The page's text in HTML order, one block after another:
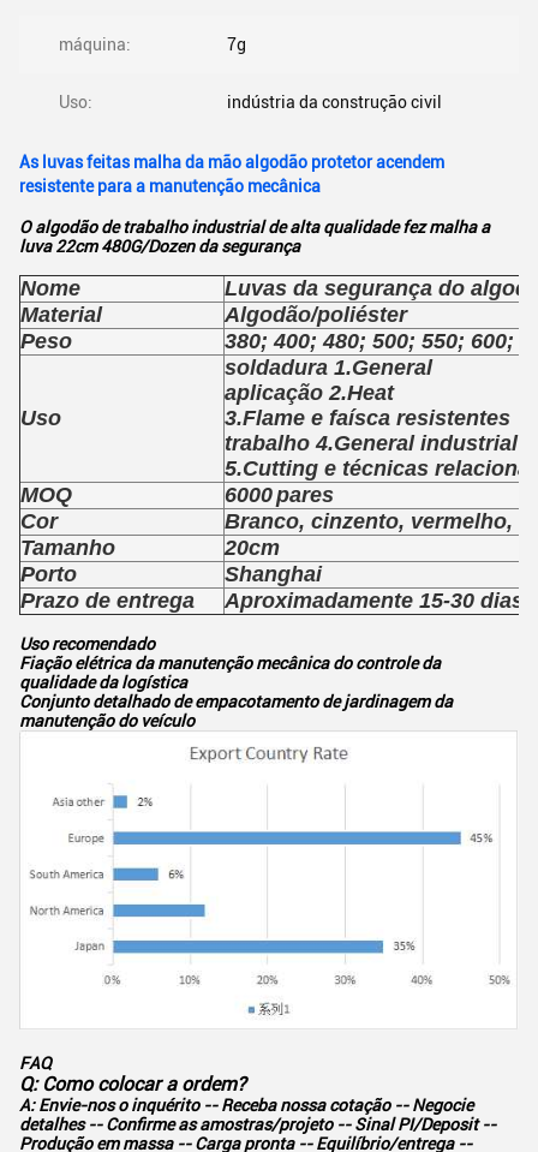
máquina: 7g
Uso: indústria da construção civil
As luvas feitas malha da mão algodão protetor acendem
resistente para a manutenção mecânica
O algodão de trabalho industrial de alta qualidade fez malha a
luva 22cm 480G/Dozen da segurança
Nome
Luvas da segurança do
Material
Algodão/poliéster
Peso
380; 400; 480; 500; 550; 600;
Uso
soldadura 1.General
aplicação 2.Heat
3.Flame e faísca resistentes
trabalho 4.General industrial
5.Cutting e técnicas
MOQ
6000pares
Cor
Branco, cinzento, vermelho,
Tamanho
20cm
Porto
Shanghai
Prazo de entrega
Aproximadamente 15-30 dias
Uso recomendado
Fiação elétrica da manutenção mecânica do controle da
qualidade da logística
Conjunto detalhado de empacotamento de jardinagem da
manutenção do veículo
FAQ
Q: Como colocar a ordem?
A: Envie-nos o inquérito -- Receba nossa cotação -- Negocie
detalhes-- Confirme as amostras/projeto -- Sinal PI/Deposit--
Produção em massa -- Carga pronta -- Equilíbrio/entrega --